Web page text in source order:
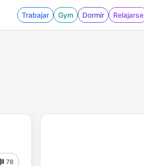
Trabajar Gym Dormir Relajarse
78